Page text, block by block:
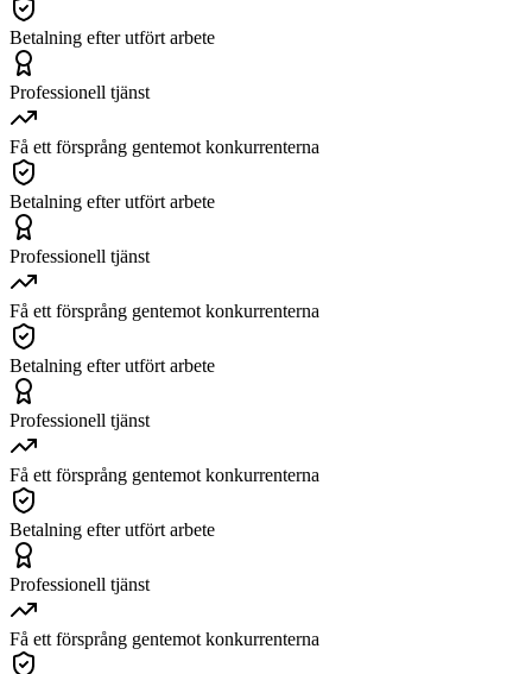
Betalning efter utfört arbete
Professionell tjänst
Få ett försprång gentemot konkurrenterna
Betalning efter utfört arbete
Professionell tjänst
Få ett försprång gentemot konkurrenterna
Betalning efter utfört arbete
Professionell tjänst
Få ett försprång gentemot konkurrenterna
Betalning efter utfört arbete
Professionell tjänst
Få ett försprång gentemot konkurrenterna